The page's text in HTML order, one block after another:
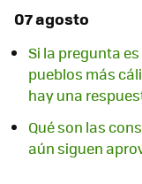
07 agosto
Si la pregunta
pueblos más
hay una
Qué son las
aún siguen